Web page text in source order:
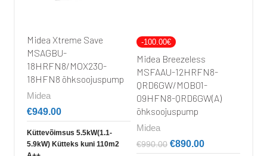
Midea Xtreme Save
MSAGBU-
18HRFN8/MOX230-
18HFN8 õhksoojuspump
Midea
€949.00
Küttevõimsus 5.5kW(1.1-
5.9kW) Kütteks kuni 110m2
-100.00€
Midea Breezeless
MSFAAU-12HRFN8-
QRD6GW/MOB01-
09HFN8-QRD6GW(A)
õhksoojuspump
Midea
€990.00 €890.00